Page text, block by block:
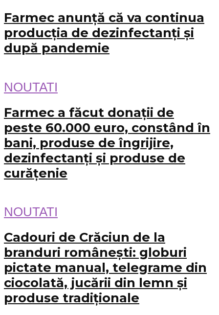
Farmec anunță că va continua
producția de dezinfectanți și
după pandemie
NOUTATI
Farmec a făcut donații de
peste 60.000 euro, constând în
bani, produse de îngrijire,
dezinfectanți și produse de
curățenie
NOUTATI
Cadouri de Crăciun de la
branduri românești: globuri
pictate manual, telegrame din
ciocolată, jucării din lemn și
produse tradiționale